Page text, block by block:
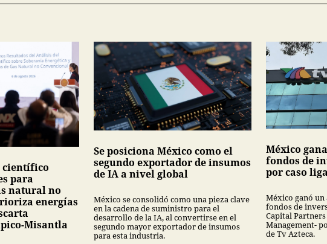
científico
para
natural no
energías
Misantla
Se posiciona México como el
segundo exportador de insumos
de IA a nivel global
México se consolidó como una pieza clave
en la cadena de suministro para el
desarrollo de la IA, al convertirse en el
segundo mayor exportador de insumos
para esta industria.
México
fondos de
por caso
México ganó
fondos de
Capital
Management-
de Tv Azteca.